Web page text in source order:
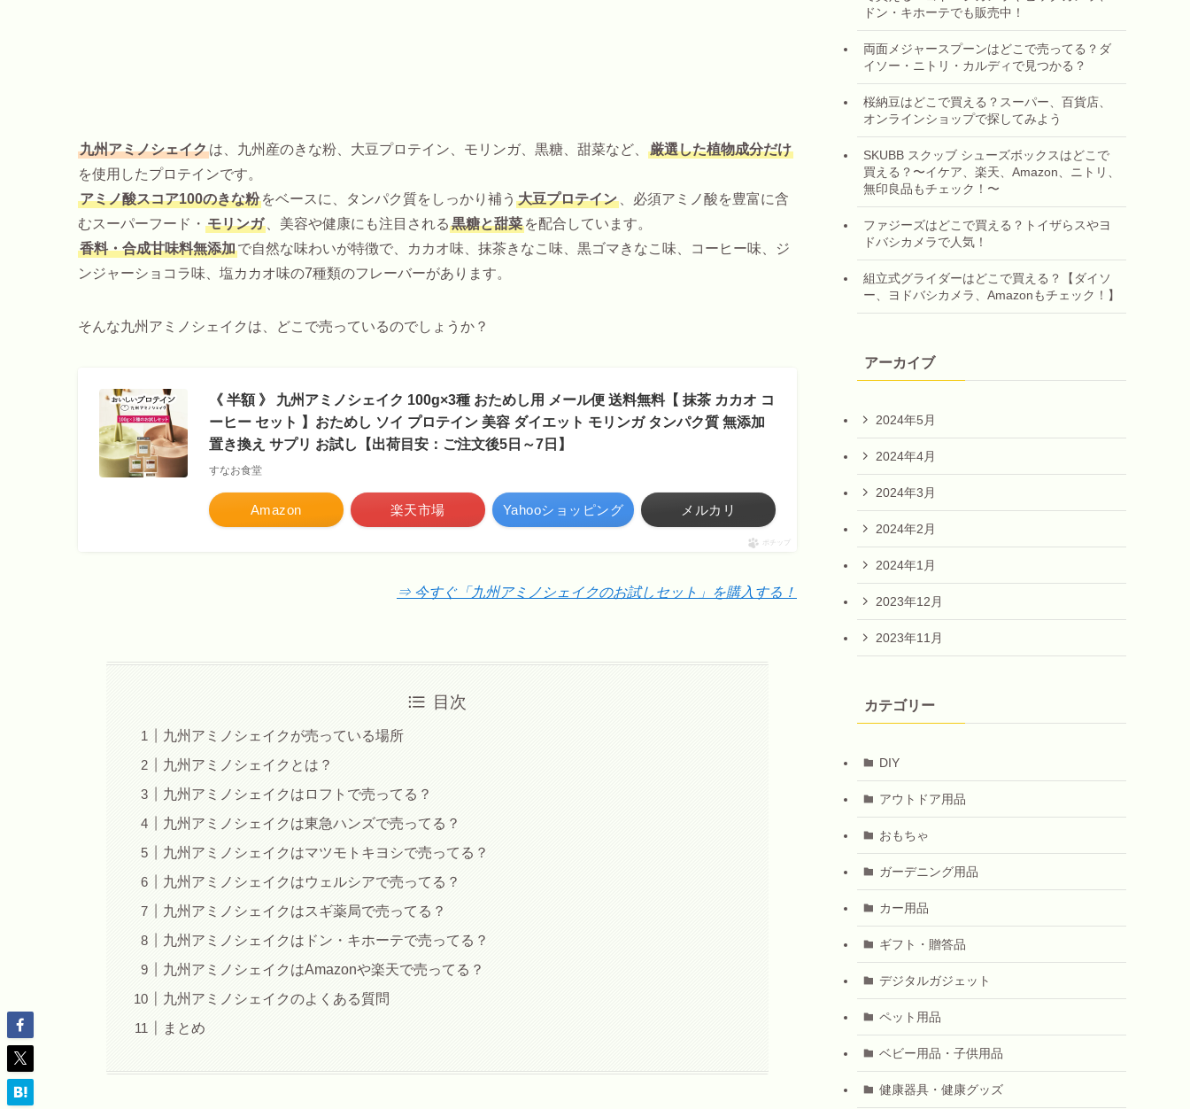
九州アミノシェイクは、九州産のきな粉、大豆プロテイン、モリンガ、黒糖、甜菜など、
厳選した植物成分だけ
を使用したプロテインです。
アミノ酸スコア100のきな粉 をベースに、タンパク質をしっかり補う 大豆プロテイン
、必須アミノ酸を豊富に含
むスーパーフード・ モリンガ 、美容や健康にも注目される 黒糖と甜菜 を配合しています。
香料・合成甘味料無添加で自然な味わいが特徴で、カカオ味、抹茶きなこ味、黒ゴマきなこ味、コーヒー味、ジ
ンジャーショコラ味、塩カカオ味の7種類のフレーバーがあります。
そんな九州アミノシェイクは、どこで売っているのでしょうか？
《 半額 》 九州アミノシェイク 100g×3種 おためし用 メール便 送料無料【 抹茶 カカオ コ
ーヒー セット 】おためし ソイ プロテイン 美容 ダイエット モリンガ タンパク質 無添加
置き換え サプリ お試し【出荷目安：ご注文後5日～7日】
すなお食堂
Amazon 楽天市場 Yahooショッピング メルカリ
ポチップ
⇒ 今すぐ「九州アミノシェイクのお試しセット」を購入する！
目次
九州アミノシェイクが売っている場所
九州アミノシェイクとは？
九州アミノシェイクはロフトで売ってる？
九州アミノシェイクは東急ハンズで売ってる？
九州アミノシェイクはマツモトキヨシで売ってる？
九州アミノシェイクはウェルシアで売ってる？
九州アミノシェイクはスギ薬局で売ってる？
九州アミノシェイクはドン・キホーテで売ってる？
九州アミノシェイクはAmazonや楽天で売ってる？
九州アミノシェイクのよくある質問
まとめ
ドン・キホーテでも販売中！
両面メジャースプーンはどこで売ってる？ダ
イソー・ニトリ・カルディで見つかる？
桜納豆はどこで買える？スーパー、百貨店、
オンラインショップで探してみよう
SKUBB スクッブ シューズボックスはどこで
買える？〜イケア、楽天、Amazon、ニトリ、
無印良品もチェック！〜
ファジーズはどこで買える？トイザらスやヨ
ドバシカメラで人気！
組立式グライダーはどこで買える？【ダイソ
ー、ヨドバシカメラ、Amazonもチェック！】
アーカイブ
2024年5月
2024年4月
2024年3月
2024年2月
2024年1月
2023年12月
2023年11月
カテゴリー
DIY
アウトドア用品
おもちゃ
ガーデニング用品
カー用品
ギフト・贈答品
デジタルガジェット
ペット用品
ベビー用品・子供用品
健康器具・健康グッズ